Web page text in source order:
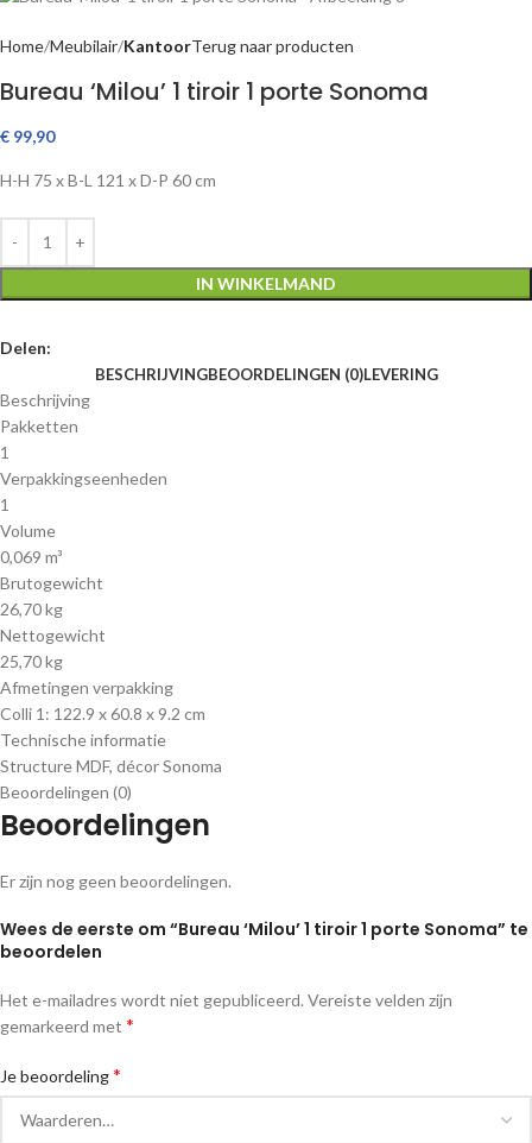
Home Meubilair KantoorTerug naar producten
Bureau ‘Milou’ 1 tiroir 1 porte Sonoma
€ 99,90
H-H 75 xB-L 121 xD-P 60 cm
IN WINKELMAND
Delen:
BESCHRIJVINGBEOORDELINGEN (0)LEVERING
Beschrijving
Pakketten
1
Verpakkingseenheden
1
Volume
0,069 m³
Brutogewicht
26,70 kg
Nettogewicht
25,70 kg
Afmetingen verpakking
Colli 1: 122.9 x 60.8 x 9.2 cm
Technische informatie
Structure MDF, décor Sonoma
Beoordelingen (0)
Beoordelingen
Er zijn nog geen beoordelingen.
Wees de eerste om “Bureau ‘Milou’ 1 tiroir 1 porte Sonoma” te
beoordelen
Het e-mailadres wordt niet gepubliceerd. Vereiste velden zijn
gemarkeerd met *
Je beoordeling*